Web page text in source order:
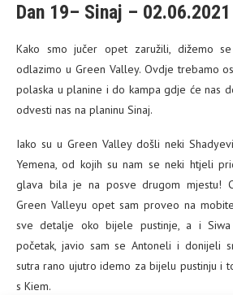
Dan 19– Sinaj – 02.06.2021
Kako smo jučer opet zaružili, dižemo
odlazimo u Green Valley. Ovdje trebamo
polaska u planine i do kampa gdje će nas
odvesti nas na planinu Sinaj.
Iako su u Green Valley došli neki
Yemena, od kojih su nam se neki htjeli
glava bila je na posve drugom mjestu!
Green Valleyu opet sam proveo na
sve detalje oko bijele pustinje, a i
početak, javio sam se Antoneli i donijeli
sutra rano ujutro idemo za bijelu pustinju i
s Kiem.